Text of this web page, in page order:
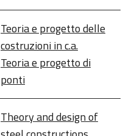
Teoria e progetto delle
costruzioni in c.a.
Teoria e progetto di
ponti
Theory and design of